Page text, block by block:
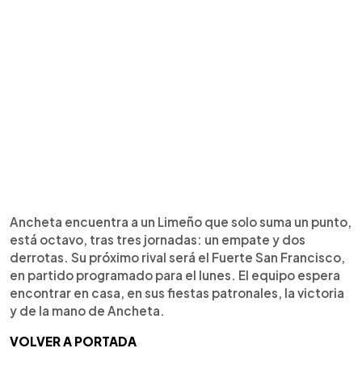
Ancheta encuentra a un Limeño que solo suma un punto,
está octavo, tras tres jornadas: un empate y dos
derrotas. Su próximo rival será el Fuerte San Francisco,
en partido programado para el lunes. El equipo espera
encontrar en casa, en sus fiestas patronales, la victoria
y de la mano de Ancheta.
VOLVER A PORTADA